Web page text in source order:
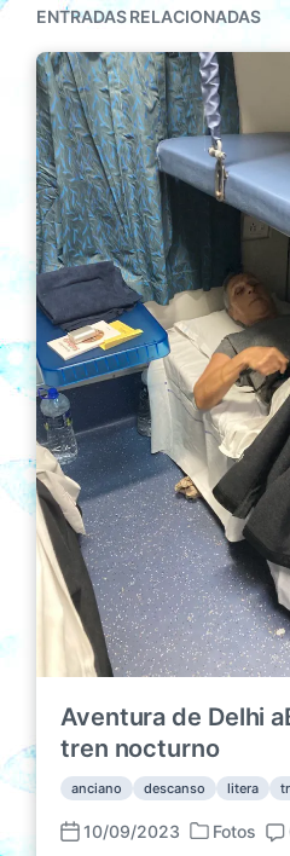
ENTRADAS RELACIONADAS
Aventura de Delhi
tren nocturno
anciano descanso litera
F
10/09/2023
P
Fotos
C